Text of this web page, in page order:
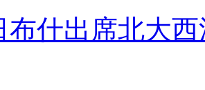
布什出席北大